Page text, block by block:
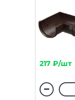
217 ₽/шт